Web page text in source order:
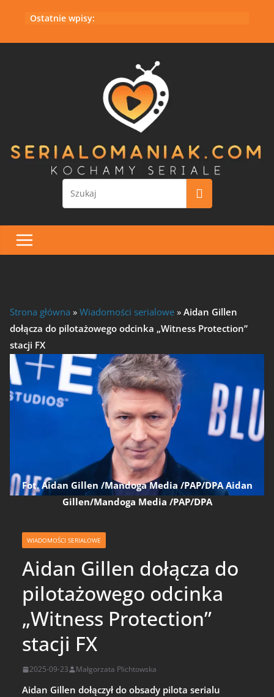
Ostatnie wpisy:
Strona główna » Wiadomości serialowe » Aidan Gillen
dołącza do pilotażowego odcinka „Witness Protection”
stacji FX
Fot. Aidan Gillen /Mandoga Media /PAP/DPA Aidan
Gillen/Mandoga Media /PAP/DPA
WIADOMOŚCI SERIALOWE
Aidan Gillen dołącza do
pilotażowego odcinka
„Witness Protection”
stacji FX
2025-09-23 Małgorzata Plichtowska
Aidan Gillen dołączył do obsady pilota serialu